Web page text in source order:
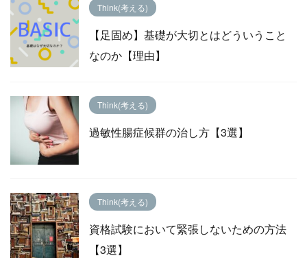
Think(考える)
【足固め】基礎が大切とはどういうこと
なのか【理由】
Think(考える)
過敏性腸症候群の治し方【3選】
Think(考える)
資格試験において緊張しないための方法
【3選】